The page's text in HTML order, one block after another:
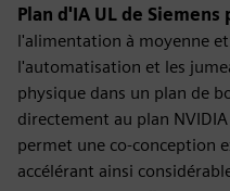
Plan d'IA UL de Siemens
l'alimentation à moyenne
l'automatisation et les
physique dans un plan de
directement au plan
permet une co-conception
accélérant ainsi